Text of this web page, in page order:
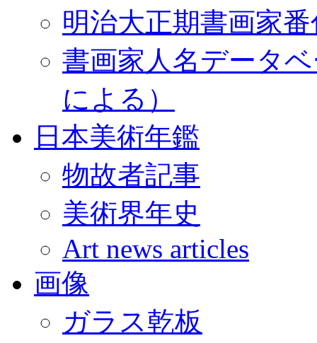
明治大正期書画家
書画家人名データ
による）
日本美術年鑑
物故者記事
美術界年史
Art news articles
画像
ガラス乾板